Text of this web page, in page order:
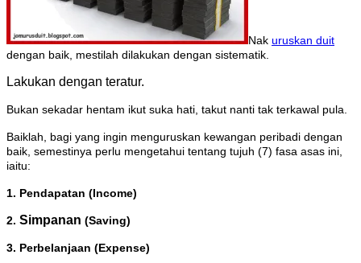
Nak uruskan duit
dengan baik, mestilah dilakukan dengan sistematik.
Lakukan dengan teratur.
Bukan sekadar hentam ikut suka hati, takut nanti tak terkawal pula.
Baiklah, bagi yang ingin menguruskan kewangan peribadi dengan
baik, semestinya perlu mengetahui tentang tujuh (7) fasa asas ini,
iaitu:
1. Pendapatan (Income)
2. Simpanan (Saving)
3. Perbelanjaan (Expense)